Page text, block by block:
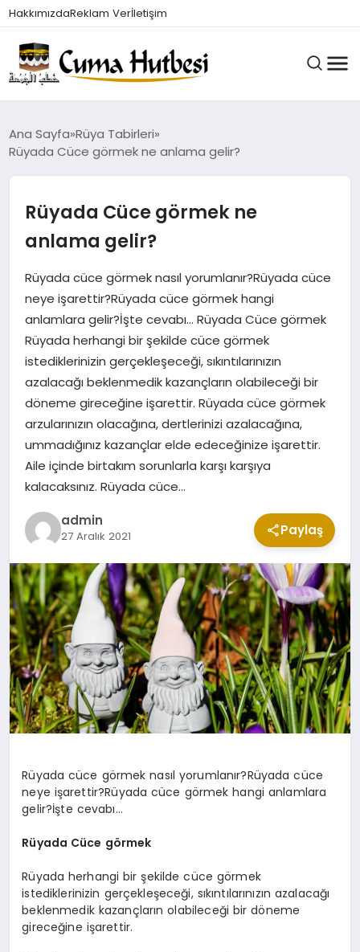
HakkımızdaReklam Verİletişim
HUTBELER
DINI BILGILER
DUALAR VE ZIKIRLER
CUMA MESAJLARI
KABE CANLI YAYIN
Ana Sayfa Rüya Tabirleri
Rüyada Cüce görmek ne anlama gelir?
Rüyada Cüce görmek ne
anlama gelir?
Rüyada cüce görmek nasıl yorumlanır?Rüyada cüce
neye işarettir?Rüyada cüce görmek hangi
anlamlara gelir?İşte cevabı… Rüyada Cüce görmek
Rüyada herhangi bir şekilde cüce görmek
istediklerinizin gerçekleşeceği, sıkıntılarınızın
azalacağı beklenmedik kazançların olabileceği bir
döneme gireceğine işarettir. Rüyada cüce görmek
arzularınızın olacağına, dertlerinizi azalacağına,
ummadığınız kazançlar elde edeceğinize işarettir.
Aile içinde birtakım sorunlarla karşı karşıya
kalacaksınız. Rüyada cüce…
admin
27 Aralık 2021 Paylaş
Rüyada cüce görmek nasıl yorumlanır?Rüyada cüce
neye işarettir?Rüyada cüce görmek hangi anlamlara
gelir?İşte cevabı…
Rüyada Cüce görmek
Rüyada herhangi bir şekilde cüce görmek
istediklerinizin gerçekleşeceği, sıkıntılarınızın azalacağı
beklenmedik kazançların olabileceği bir döneme
gireceğine işarettir.